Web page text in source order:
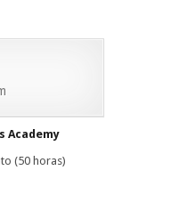
Academy
(50 horas)